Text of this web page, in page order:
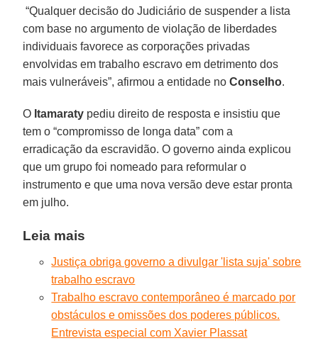
“Qualquer decisão do Judiciário de suspender a lista
com base no argumento de violação de liberdades
individuais favorece as corporações privadas
envolvidas em trabalho escravo em detrimento dos
mais vulneráveis”, afirmou a entidade noConselho.
O Itamaraty pediu direito de resposta e insistiu que
tem o “compromisso de longa data” com a
erradicação da escravidão. O governo ainda explicou
que um grupo foi nomeado para reformular o
instrumento e que uma nova versão deve estar pronta
em julho.
Leia mais
Justiça obriga governo a divulgar 'lista suja' sobre
trabalho escravo
Trabalho escravo contemporâneo é marcado por
obstáculos e omissões dos poderes públicos.
Entrevista especial com Xavier Plassat